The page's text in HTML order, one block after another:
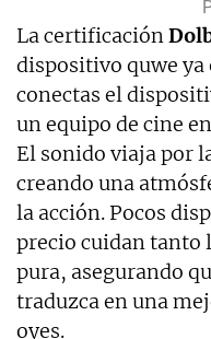
La certificación
dispositivo quwe ya
conectas el
un equipo de cine
El sonido viaja por
creando una
la acción. Pocos
precio cuidan tanto
pura, asegurando
traduzca en una
oyes.